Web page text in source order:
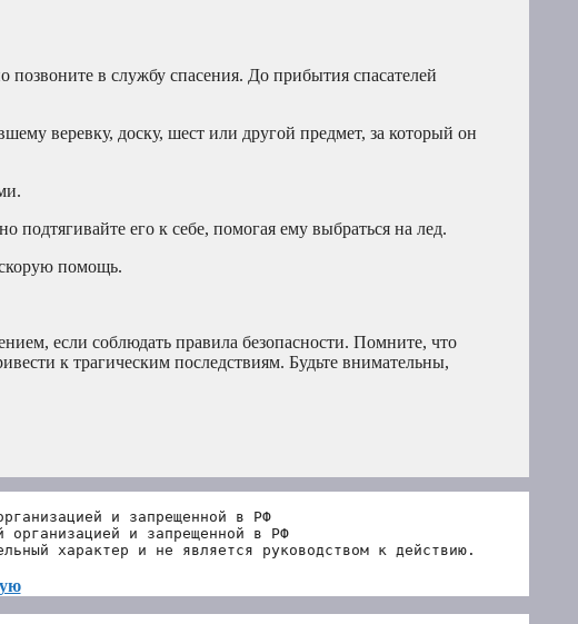
позвоните в службу спасения. До прибытия спасателей
веревку, доску, шест или другой предмет, за который он
его к себе, помогая ему выбраться на лед.
помощь.
если соблюдать правила безопасности. Помните, что
к трагическим последствиям. Будьте внимательны,
и запрещенной в РФ
и запрещенной в РФ
характер и не является руководством к действию.